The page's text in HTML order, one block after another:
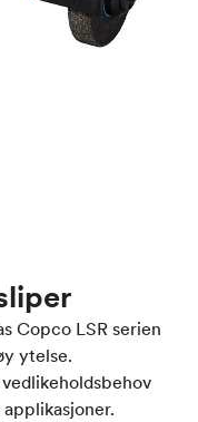
Copco LSR serien
ytelse.